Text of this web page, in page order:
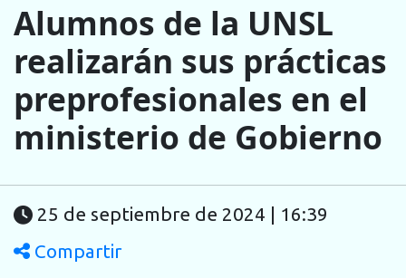
Alumnos de la UNSL
realizarán sus prácticas
preprofesionales en el
ministerio de Gobierno
25 de septiembre de 2024 | 16:39
Compartir